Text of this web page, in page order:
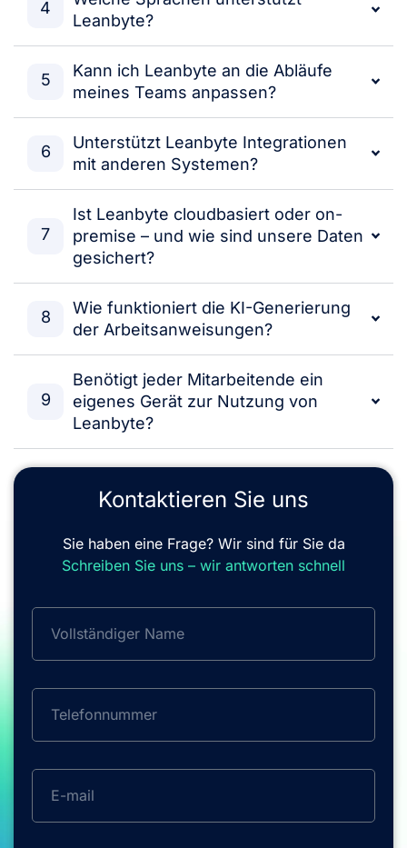
4
Leanbyte?
5
Kann ich Leanbyte an die Abläufe
meines Teams anpassen?
6
Unterstützt Leanbyte Integrationen
mit anderen Systemen?
7
Ist Leanbyte cloudbasiert oder on-
premise – und wie sind unsere Daten
gesichert?
8
Wie funktioniert die KI-Generierung
der Arbeitsanweisungen?
9
Benötigt jeder Mitarbeitende ein
eigenes Gerät zur Nutzung von
Leanbyte?
Kontaktieren Sie uns
Sie haben eine Frage? Wir sind für Sie da
Schreiben Sie uns – wir antworten schnell